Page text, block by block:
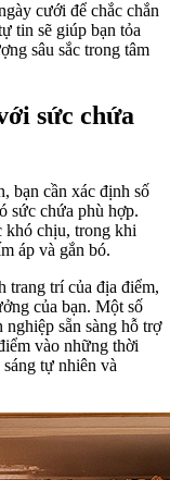
cưới để chắc chắn
tin sẽ giúp bạn tỏa
sâu sắc trong tâm
sức chứa
bạn cần xác định số
sức chứa phù hợp.
khó chịu, trong khi
áp và gắn bó.
trang trí của địa điểm,
của bạn. Một số
sẵn sàng hỗ trợ
vào những thời
tự nhiên và